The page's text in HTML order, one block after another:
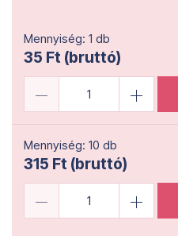
Mennyiség: 1 db
35 Ft (bruttó)
Mennyiség: 10 db
315 Ft (bruttó)